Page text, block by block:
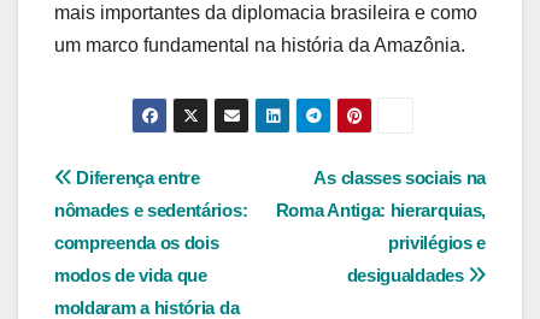
mais importantes da diplomacia brasileira e como
um marco fundamental na história da Amazônia.
Navegação
de
Post
As classes sociais na
Roma Antiga: hierarquias,
privilégios e
desigualdades
Diferença entre
nômades e sedentários:
compreenda os dois
modos de vida que
moldaram a história da